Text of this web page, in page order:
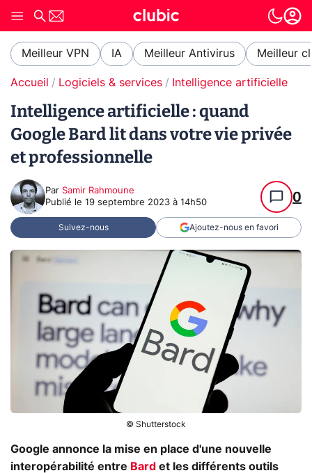
Meilleur VPN IA Meilleur Antivirus Meilleur
Accueil Logiciels & services Intelligence artificielle
Intelligence artificielle : quand
Google Bard lit dans votre vie privée
et professionnelle
Par Samir Rahmoune
Publié le 19 septembre 2023 à 14h50 0
Suivez-nous Ajoutez-nous en favori
© Shutterstock
Google annonce la mise en place d'une nouvelle
interopérabilité entre Bard et les différents outils